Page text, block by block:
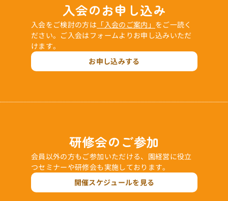
入会のお申し込み
入会をご検討の方は 「入会のご案内」 をご一読く
ださい。ご入会はフォームよりお申し込みいただ
けます。
お申し込みする
研修会のご参加
会員以外の方もご参加いただける、園経営に役立
つセミナーや研修会も実施しております。
開催スケジュールを見る